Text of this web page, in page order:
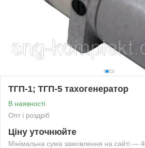
ТГП-1; ТГП-5 тахогенератор
В наявності
Опт і роздріб
Ціну уточнюйте
Мінімальна сума замовлення на сайті —